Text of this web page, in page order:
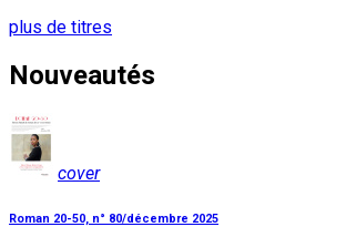
plus de titres
Nouveautés
cover
Roman 20-50, n° 80/décembre 2025